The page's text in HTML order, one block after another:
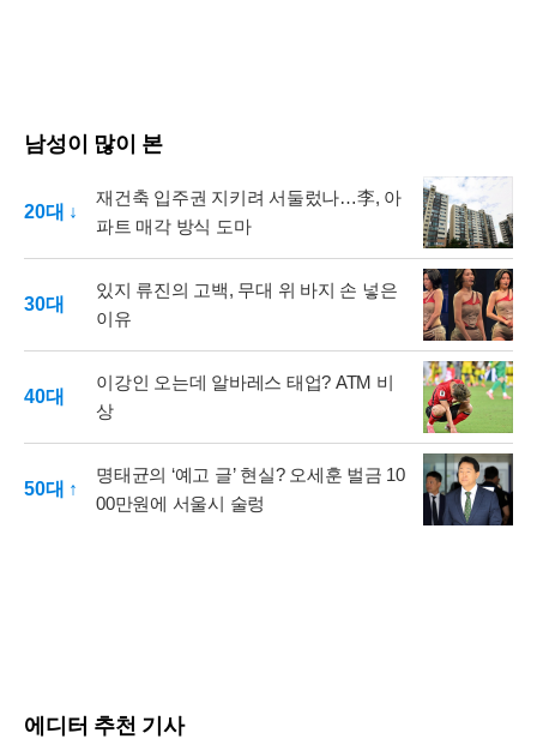
남성이 많이 본
20대 ↓
재건축 입주권 지키려 서둘렀나…李, 아
파트 매각 방식 도마
30대
있지 류진의 고백, 무대 위 바지 손 넣은
이유
40대
이강인 오는데 알바레스 태업? ATM 비
상
50대 ↑
명태균의 ‘예고 글’ 현실? 오세훈 벌금 10
00만원에 서울시 술렁
에디터 추천 기사